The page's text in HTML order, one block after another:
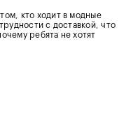
кто ходит в модные
с доставкой, что
ребята не хотят